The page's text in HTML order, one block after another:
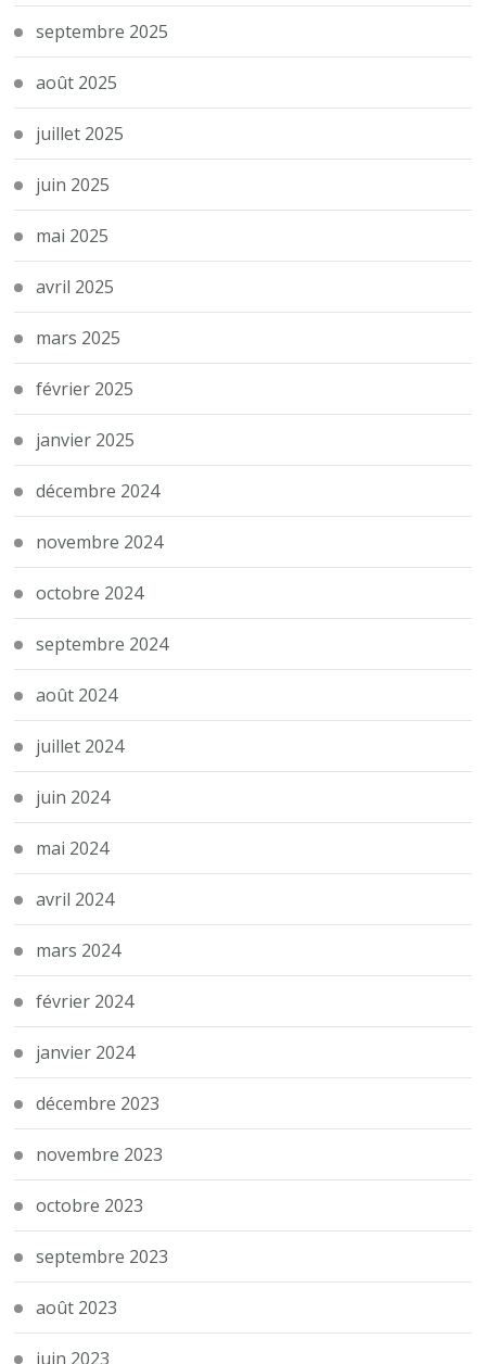
septembre 2025
août 2025
juillet 2025
juin 2025
mai 2025
avril 2025
mars 2025
février 2025
janvier 2025
décembre 2024
novembre 2024
octobre 2024
septembre 2024
août 2024
juillet 2024
juin 2024
mai 2024
avril 2024
mars 2024
février 2024
janvier 2024
décembre 2023
novembre 2023
octobre 2023
septembre 2023
août 2023
juin 2023